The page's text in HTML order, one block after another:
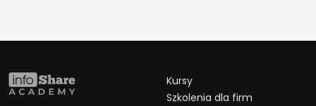
Kursy
Szkolenia dla firm